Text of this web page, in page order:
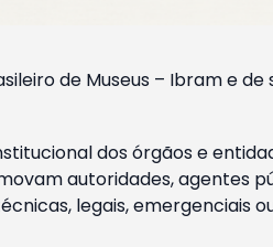
de Museus – Ibram e
dos órgãos e
autoridades, agentes
legais, emergenciais